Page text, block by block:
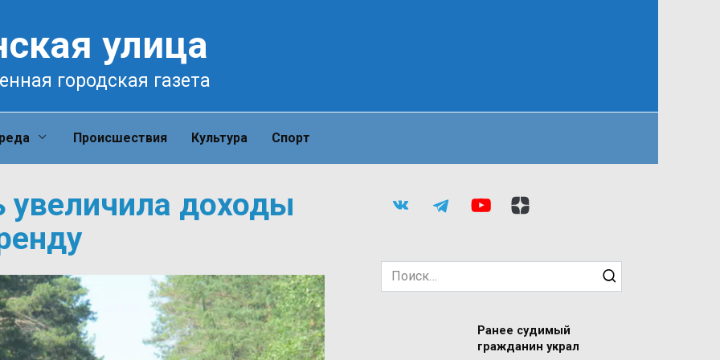
улица
городская газета
Происшествия Культура Спорт
увеличила доходы
Search
for:
Ранее судимый
гражданин украл